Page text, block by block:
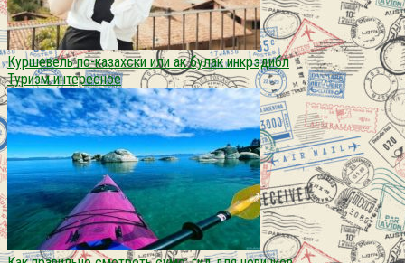
Куршевель по-казахски или ак булак инкрэдибл
Туризм интересное